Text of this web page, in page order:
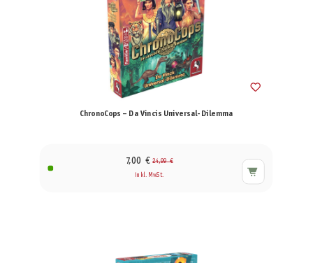
ChronoCops – Da Vincis Universal-Dilemma
7,00 € 24,99 €
inkl. MwSt.